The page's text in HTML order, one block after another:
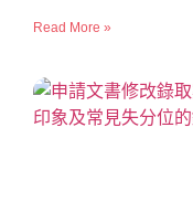
Read More »